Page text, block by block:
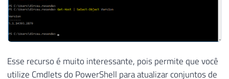
Esse recurso é muito interessante, pois permite que você
utilize Cmdlets do PowerShell para atualizar conjuntos de